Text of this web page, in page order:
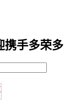
携手多荣多